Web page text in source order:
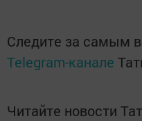
Следите за самым
Telegram-канале
Читайте новости